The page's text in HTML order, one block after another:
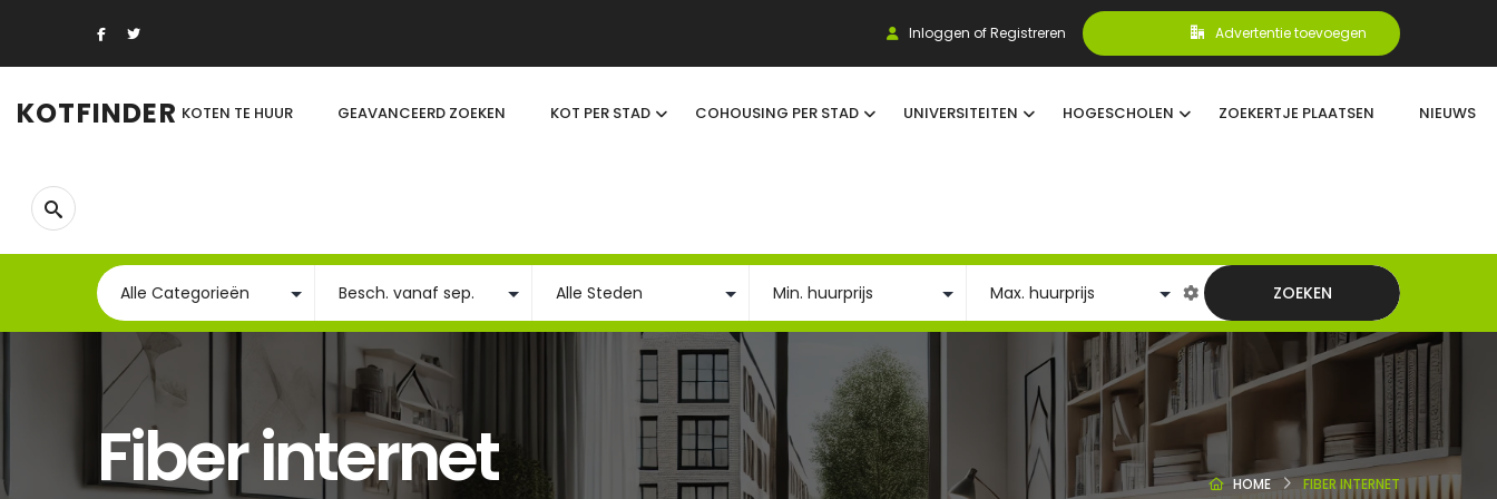
Inloggen of Registreren Advertentie toevoegen
KOTFINDER KOTEN TE HUUR GEAVANCEERD ZOEKEN KOT PER STAD COHOUSING PER STAD UNIVERSITEITEN HOGESCHOLEN ZOEKERTJE PLAATSEN NIEUWS
ZOEKEN
Fiber internet HOME FIBER INTERNET